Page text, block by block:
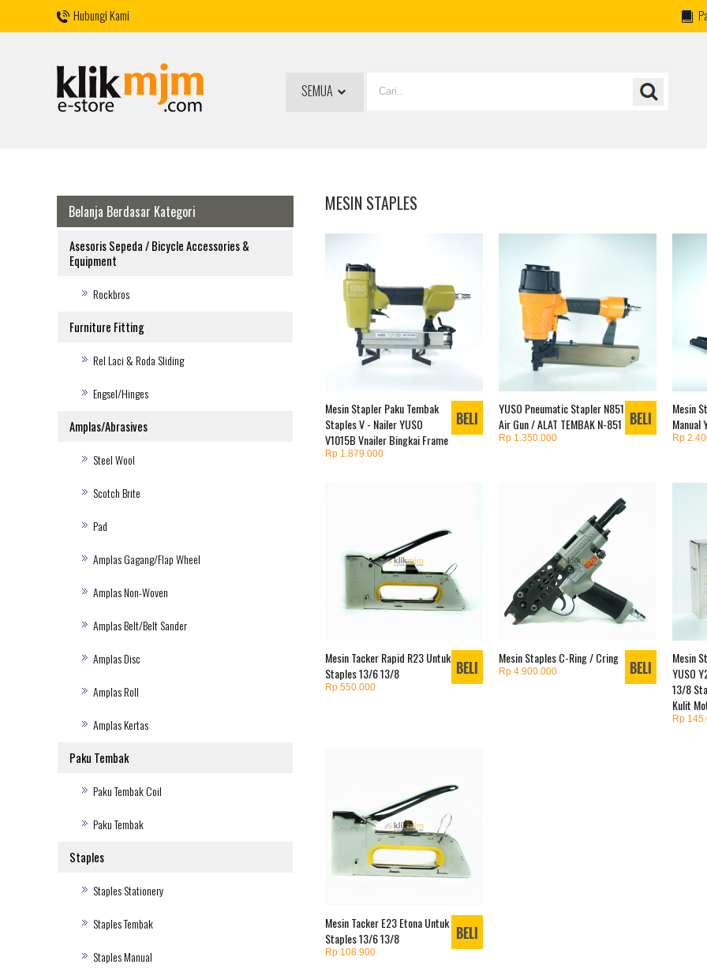
Hubungi Kami
SEMUA
Belanja Berdasar Kategori
Asesoris Sepeda / Bicycle Accessories &
Equipment
Rockbros
Furniture Fitting
Rel Laci & Roda Sliding
Engsel/Hinges
Amplas/Abrasives
Steel Wool
Scotch Brite
Pad
Amplas Gagang/Flap Wheel
Amplas Non-Woven
Amplas Belt/Belt Sander
Amplas Disc
Amplas Roll
Amplas Kertas
Paku Tembak
Paku Tembak Coil
Paku Tembak
Staples
Staples Stationery
Staples Tembak
Staples Manual
MESIN STAPLES
Mesin Stapler Paku Tembak
Staples V - Nailer YUSO
V1015B Vnailer Bingkai Frame
Rp 1.879.000
YUSO Pneumatic Stapler N851
Air Gun / ALAT TEMBAK N-851
Rp 1.350.000
Mesin
Manual
Rp
Mesin Tacker Rapid R23 Untuk
Staples 13/6 13/8
Rp 550.000
Mesin Staples C-Ring / Cring
Rp 4.900.000
Mesin
YUSO
13/8
Kulit
Rp
Mesin Tacker E23 Etona Untuk
Staples 13/6 13/8
Rp 108.900